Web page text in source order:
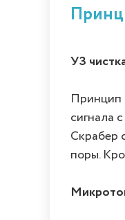
УЗ
Принцип
сигнала
Скрабер
поры.